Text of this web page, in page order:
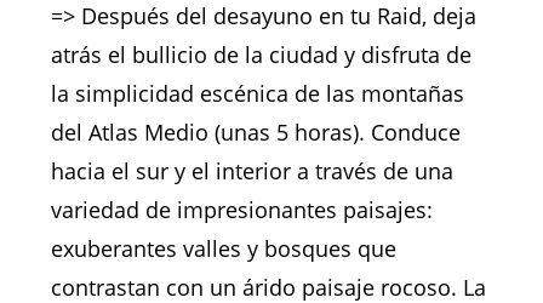
=> Después del desayuno en tu Raid, deja
atrás el bullicio de la ciudad y disfruta de
la simplicidad escénica de las montañas
del Atlas Medio (unas 5 horas). Conduce
hacia el sur y el interior a través de una
variedad de impresionantes paisajes:
exuberantes valles y bosques que
contrastan con un árido paisaje rocoso. La